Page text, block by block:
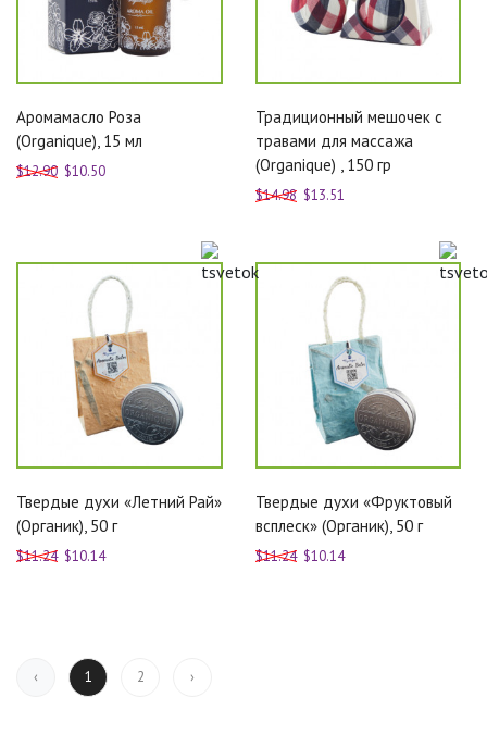
Аромамасло Роза
(Organique), 15 мл
$12.90 $10.50
Традиционный мешочек c
травами для массажа
(Organique) , 150 гр
$14.98 $13.51
Твердые духи «Летний Рай»
(Органик), 50 г
$11.24 $10.14
Твердые духи «Фруктовый
всплеск» (Органик), 50 г
$11.24 $10.14
‹ 1 2 ›